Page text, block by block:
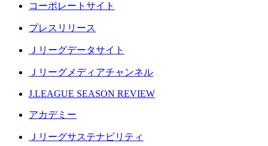
コーポレートサイト
プレスリリース
Ｊリーグデータサイト
Ｊリーグメディアチャンネル
J.LEAGUE SEASON REVIEW
アカデミー
Ｊリーグサステナビリティ